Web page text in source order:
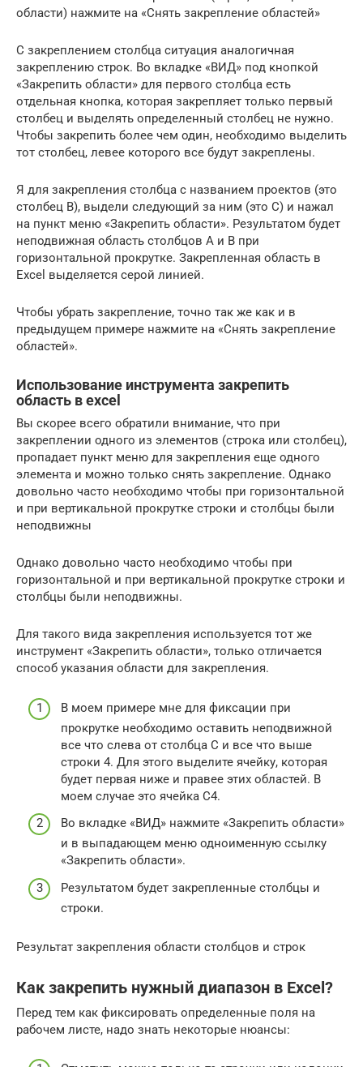
области) нажмите на «Снять закрепление областей»
С закреплением столбца ситуация аналогичная
закреплению строк. Во вкладке «ВИД» под кнопкой
«Закрепить области» для первого столбца есть
отдельная кнопка, которая закрепляет только первый
столбец и выделять определенный столбец не нужно.
Чтобы закрепить более чем один, необходимо выделить
тот столбец, левее которого все будут закреплены.
Я для закрепления столбца с названием проектов (это
столбец B), выдели следующий за ним (это C) и нажал
на пункт меню «Закрепить области». Результатом будет
неподвижная область столбцов A и B при
горизонтальной прокрутке. Закрепленная область в
Excel выделяется серой линией.
Чтобы убрать закрепление, точно так же как и в
предыдущем примере нажмите на «Снять закрепление
областей».
Использование инструмента закрепить
область в excel
Вы скорее всего обратили внимание, что при
закреплении одного из элементов (строка или столбец),
пропадает пункт меню для закрепления еще одного
элемента и можно только снять закрепление. Однако
довольно часто необходимо чтобы при горизонтальной
и при вертикальной прокрутке строки и столбцы были
неподвижны
Однако довольно часто необходимо чтобы при
горизонтальной и при вертикальной прокрутке строки и
столбцы были неподвижны.
Для такого вида закрепления используется тот же
инструмент «Закрепить области», только отличается
способ указания области для закрепления.
В моем примере мне для фиксации при
прокрутке необходимо оставить неподвижной
все что слева от столбца C и все что выше
строки 4. Для этого выделите ячейку, которая
будет первая ниже и правее этих областей. В
моем случае это ячейка C4.
Во вкладке «ВИД» нажмите «Закрепить области»
и в выпадающем меню одноименную ссылку
«Закрепить области».
Результатом будет закрепленные столбцы и
строки.
Результат закрепления области столбцов и строк
Как закрепить нужный диапазон в Excel?
Перед тем как фиксировать определенные поля на
рабочем листе, надо знать некоторые нюансы: